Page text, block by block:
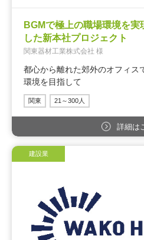
BGMで極上の職場環境を
した新本社プロジェクト
関東器材工業株式会社 様
都心から離れた郊外のオフィス
環境を目指して
関東 21～300人
詳細は
建設業